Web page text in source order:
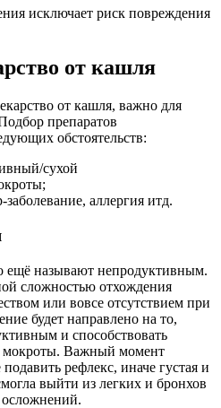
исключает риск повреждения
от кашля
от кашля, важно для
препаратов
обстоятельств:
сухой
аллергия итд.
ещё называют непродуктивным.
сложностью отхождения
или вовсе отсутствием при
будет направлено на то,
и способствовать
Важный момент
рефлекс, иначе густая и
выйти из легких и бронхов
осложнений.